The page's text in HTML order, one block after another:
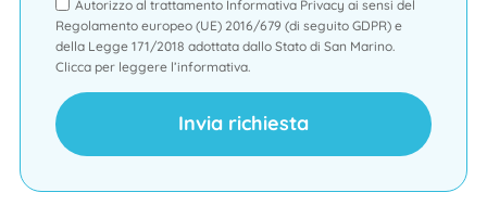
Autorizzo al trattamento Informativa Privacy ai sensi del
Regolamento europeo (UE) 2016/679 (di seguito GDPR) e
della Legge 171/2018 adottata dallo Stato di San Marino.
Clicca per leggere l’informativa.
Invia richiesta